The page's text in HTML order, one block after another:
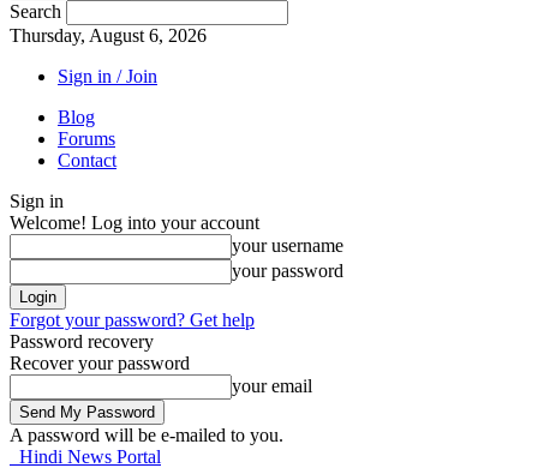
Search
Thursday, August 6, 2026
Sign in / Join
Blog
Forums
Contact
Sign in
Welcome! Log into your account
your username
your password
Forgot your password? Get help
Password recovery
Recover your password
your email
A password will be e-mailed to you.
Hindi News Portal